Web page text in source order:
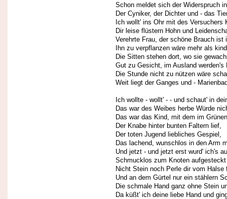
Schon meldet sich der Widerspruch
Der Cyniker, der Dichter und - das
Ich wollt' ins Ohr mit des Versuchers
Dir leise flüstern Hohn und
Verehrte Frau, der schöne Brauch ist
Ihn zu verpflanzen wäre mehr als
Die Sitten stehen dort, wo sie
Gut zu Gesicht, im Ausland werden's
Die Stunde nicht zu nützen wäre
Weit liegt der Ganges und -
Ich wollte - wollt' - - und schaut' in
Das war des Weibes herbe Würde
Das war das Kind, mit dem im
Der Knabe hinter bunten Faltern lief,
Der toten Jugend liebliches Gespiel,
Das lachend, wunschlos in den Arm
Und jetzt - und jetzt erst wurd' ich's
Schmucklos zum Knoten aufgesteckt
Nicht Stein noch Perle dir vom Halse
Und an dem Gürtel nur ein stählern
Die schmale Hand ganz ohne Stein
Da küßt' ich deine liebe Hand und